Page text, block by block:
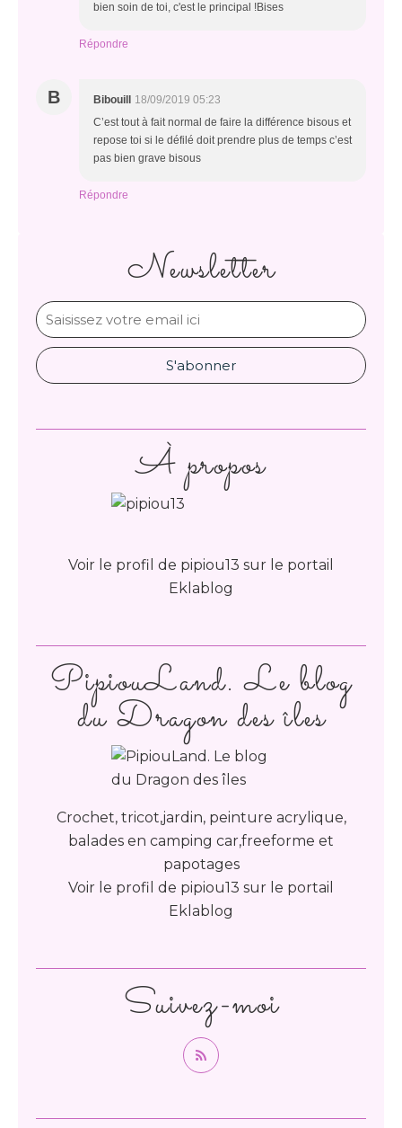
bien soin de toi, c'est le principal !Bises
Répondre
B Bibouill
18/09/2019 05:23
C’est tout à fait normal de faire la différence bisous et
repose toi si le défilé doit prendre plus de temps c’est
pas bien grave bisous
Répondre
Newsletter
PipiouLand. Le blog
du Dragon des îles
Crochet, tricot,jardin, peinture acrylique,
balades en camping car,freeforme et
papotages
Voir le profil de pipiou13 sur le portail
Eklablog
Suivez-moi
À propos
Voir le profil de pipiou13 sur le portail
Eklablog